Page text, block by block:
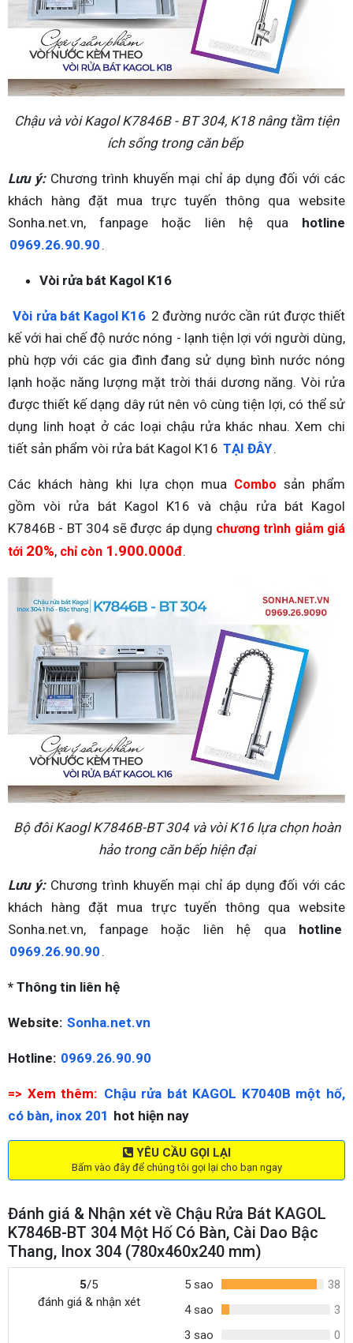
Chậu và vòi Kagol K7846B - BT 304, K18 nâng tầm tiện
ích sống trong căn bếp
Lưu ý:Chương trình khuyến mại chỉ áp dụng đối với các
khách hàng đặt mua trực tuyến thông qua website
Sonha.net.vn, fanpage hoặc liên hệ qua hotline
0969.26.90.90 .
Vòi rửa bát Kagol K16
Vòi rửa bát Kagol K16 2 đường nước cần rút được thiết
kế với hai chế độ nước nóng - lạnh tiện lợi với người dùng,
phù hợp với các gia đình đang sử dụng bình nước nóng
lạnh hoặc năng lượng mặt trời thái dương năng. Vòi rửa
được thiết kế dạng dây rút nên vô cùng tiện lợi, có thể sử
dụng linh hoạt ở các loại chậu rửa khác nhau. Xem chi
tiết sản phẩm vòi rửa bát Kagol K16 TẠI ĐÂY.
Các khách hàng khi lựa chọn mua Combo sản phẩm
gồm vòi rửa bát Kagol K16 và chậu rửa bát Kagol
K7846B - BT 304 sẽ được áp dụng chương trình giảm giá
tới 20%, chỉ còn 1.900.000đ.
Bộ đôi Kaogl K7846B-BT 304 và vòi K16 lựa chọn hoàn
hảo trong căn bếp hiện đại
Lưu ý:Chương trình khuyến mại chỉ áp dụng đối với các
khách hàng đặt mua trực tuyến thông qua website
Sonha.net.vn, fanpage hoặc liên hệ qua hotline
0969.26.90.90 .
* Thông tin liên hệ
Website: Sonha.net.vn
Hotline: 0969.26.90.90
=> Xem thêm: Chậu rửa bát KAGOL K7040B một hố,
có bàn, inox 201 hot hiện nay
YÊU CẦU GỌI LẠI
Bấm vào đây để chúng tôi gọi lại cho bạn ngay
Đánh giá & Nhận xét về Chậu Rửa Bát KAGOL
K7846B-BT 304 Một Hố Có Bàn, Cài Dao Bậc
Thang, Inox 304 (780x460x240 mm)
5/5
đánh giá & nhận xét
5 sao
38
4 sao
3
3 sao
0